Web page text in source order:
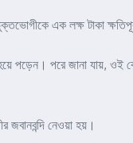
এক লক্ষ টাকা
পড়েন। পরে জানা যায়,
জবানবন্দি নেওয়া হয়।